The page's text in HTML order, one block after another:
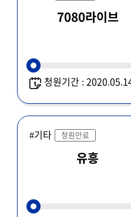
7080라이브
청원기간 :
#기타 청원만료
유흥